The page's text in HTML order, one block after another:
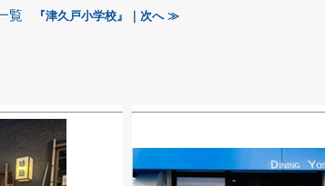
覧 『津久戸小学校』｜次へ ≫